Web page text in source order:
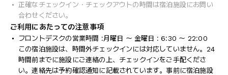
正確なチェックイン・チェックアウトの時間は宿泊施設にお問い
合わせください。
ご利用にあたっての注意事項
フロントデスクの営業時間 :月曜日 ～ 金曜日 : 6:30 ～ 22:00
この宿泊施設は、時間外チェックインには対応していません。24
時間前までに施設にご連絡の上、チェックインをご手配くださ
い。連絡先は予約確認通知に記載されています。事前に宿泊施設